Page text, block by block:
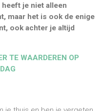
je niet alleen
maar het is ook de enige
ook achter je altijd
TE WAARDEREN OP